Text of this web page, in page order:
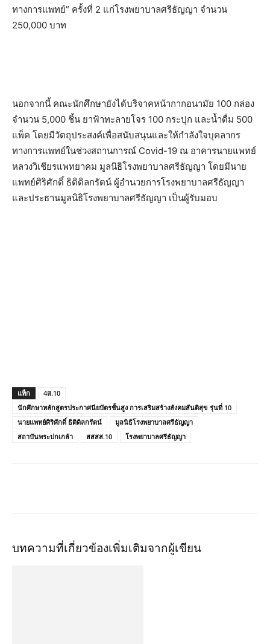
ทางการแพทย์” ครั้งที่ 2 แก่โรงพยาบาลศรีธัญญา จำนวน​
250,000 บาท​
นอกจากนี้​ คณะนักศึกษายังได้บริจาคหน้ากากอนามัย​ 100​ กล่อง​
จำนวน 5,000​ ชิ้น ยาฟ้าทะลายโจร​ 100​ กระปุก​ และน้ำดื่ม​ 500​
แพ็ค​ โดยมีวัตถุประสงค์เพื่อสนับสนุนและให้กำลังใจบุคลากร
ทางการแพทย์ในช่วงสถานการณ์​ Covid​-19 ณ​ อาคารนายแพทย์
หลวงวิเชียรแพทยาคม​ มูลนิธิโรงพยาบาลศรีธัญญา โดยมีนาย
แพทย์ศิริศักดิ์​ ธิติดิลกรัตน์​ ผู้​อำนวยการโรงพยาบาลศรีธัญญา​
และประธานมูลนิธิโรงพยาบาลศรีธัญญา​ เป็นผู้รับมอบ
แท็ก
4ส.10
นักศึกษาหลักสูตรประกาศนียบัตรชั้นสูง การเสริมสร้างสังคมสันติสุข​ รุ่นที่ 10
นายแพทย์ศิริศักดิ์​ ธิติดิลกรัตน์​
มูลนิธิโรงพยาบาลศรีธัญญา
สถาบันพระปกเกล้า
สสสส.10 โรงพยาบาลศรีธัญญา
บทความที่เกี่ยวข้องเพิ่มเติมจากผู้เขียน